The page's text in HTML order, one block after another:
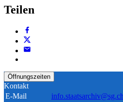
Teilen
Öffnungszeiten
Kontakt
E-Mail
info.staatsarchiv@sg.ch